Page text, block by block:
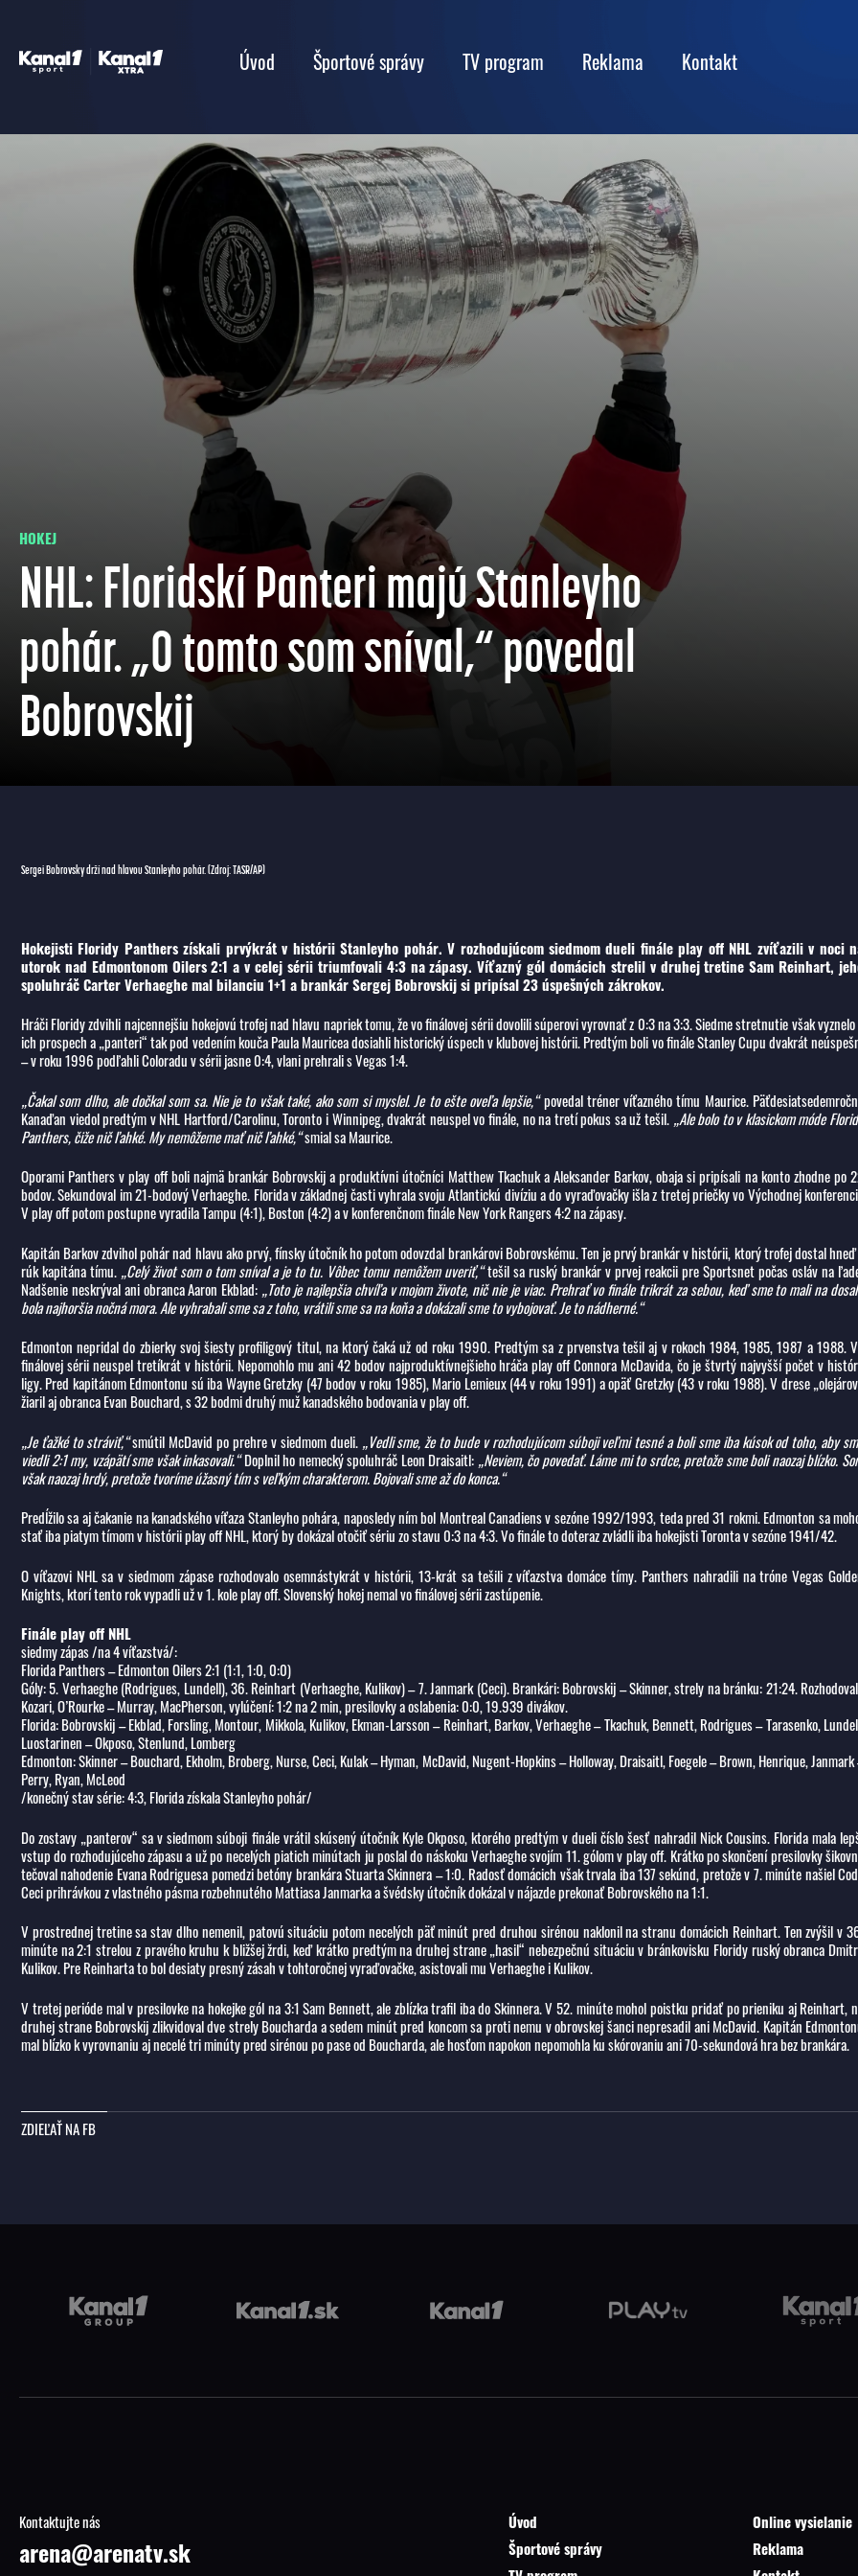
Úvod Športové správy TV program Reklama Kontakt
HOKEJ
NHL: Floridskí Panteri majú Stanleyho
pohár. „O tomto som sníval,“ povedal
Bobrovskij
Sergei Bobrovsky drží nad hlavou Stanleyho pohár. (Zdroj: TASR/AP)
Hokejisti Floridy Panthers získali prvýkrát v histórii Stanleyho pohár. V rozhodujúcom siedmom dueli finále play off NHL zvíťazili v noci
utorok nad Edmontonom Oilers 2:1 a v celej sérii triumfovali 4:3 na zápasy. Víťazný gól domácich strelil v druhej tretine Sam Reinhart,
spoluhráč Carter Verhaeghe mal bilanciu 1+1 a brankár Sergej Bobrovskij si pripísal 23 úspešných zákrokov.
Hráči Floridy zdvihli najcennejšiu hokejovú trofej nad hlavu napriek tomu, že vo finálovej sérii dovolili súperovi vyrovnať z 0:3 na 3:3. Siedme stretnutie však
ich prospech a „panteri“ tak pod vedením kouča Paula Mauricea dosiahli historický úspech v klubovej histórii. Predtým boli vo finále Stanley Cupu dvakrát
– v roku 1996 podľahli Coloradu v sérii jasne 0:4, vlani prehrali s Vegas 1:4.
„Čakal som dlho, ale dočkal som sa. Nie je to však také, ako som si myslel. Je to ešte oveľa lepšie,“povedal tréner víťazného tímu Maurice.
Kanaďan viedol predtým v NHL Hartford/Carolinu, Toronto i Winnipeg, dvakrát neuspel vo finále, no na tretí pokus sa už tešil. „Ale bolo to v klasickom móde
Panthers, čiže nič ľahké. My nemôžeme mať nič ľahké,“smial sa Maurice.
Oporami Panthers v play off boli najmä brankár Bobrovskij a produktívni útočníci Matthew Tkachuk a Aleksander Barkov, obaja si pripísali na konto zhodne po
bodov. Sekundoval im 21-bodový Verhaeghe. Florida v základnej časti vyhrala svoju Atlantickú divíziu a do vyraďovačky išla z tretej priečky vo Východnej
V play off potom postupne vyradila Tampu (4:1), Boston (4:2) a v konferenčnom finále New York Rangers 4:2 na zápasy.
Kapitán Barkov zdvihol pohár nad hlavu ako prvý, fínsky útočník ho potom odovzdal brankárovi Bobrovskému. Ten je prvý brankár v histórii, ktorý trofej dostal
rúk kapitána tímu. „Celý život som o tom sníval a je to tu. Vôbec tomu nemôžem uveriť,“tešil sa ruský brankár v prvej reakcii pre Sportsnet počas osláv na
Nadšenie neskrýval ani obranca Aaron Ekblad: „Toto je najlepšia chvíľa v mojom živote, nič nie je viac. Prehrať vo finále trikrát za sebou, keď sme to mali na
bola najhoršia nočná mora. Ale vyhrabali sme sa z toho, vrátili sme sa na koňa a dokázali sme to vybojovať. Je to nádherné.“
Edmonton nepridal do zbierky svoj šiesty profiligový titul, na ktorý čaká už od roku 1990. Predtým sa z prvenstva tešil aj v rokoch 1984, 1985, 1987 a 1988.
finálovej sérii neuspel tretíkrát v histórii. Nepomohlo mu ani 42 bodov najproduktívnejšieho hráča play off Connora McDavida, čo je štvrtý najvyšší počet v
ligy. Pred kapitánom Edmontonu sú iba Wayne Gretzky (47 bodov v roku 1985), Mario Lemieux (44 v roku 1991) a opäť Gretzky (43 v roku 1988). V drese
žiaril aj obranca Evan Bouchard, s 32 bodmi druhý muž kanadského bodovania v play off.
„Je ťažké to stráviť,“smútil McDavid po prehre v siedmom dueli. „Vedli sme, že to bude v rozhodujúcom súboji veľmi tesné a boli sme iba kúsok od toho, aby
viedli 2:1 my, vzápätí sme však inkasovali.“Doplnil ho nemecký spoluhráč Leon Draisaitl: „Neviem, čo povedať. Láme mi to srdce, pretože sme boli naozaj blízko.
však naozaj hrdý, pretože tvoríme úžasný tím s veľkým charakterom. Bojovali sme až do konca.“
Predĺžilo sa aj čakanie na kanadského víťaza Stanleyho pohára, naposledy ním bol Montreal Canadiens v sezóne 1992/1993, teda pred 31 rokmi. Edmonton sa
stať iba piatym tímom v histórii play off NHL, ktorý by dokázal otočiť sériu zo stavu 0:3 na 4:3. Vo finále to doteraz zvládli iba hokejisti Toronta v sezóne 1941/42.
O víťazovi NHL sa v siedmom zápase rozhodovalo osemnástykrát v histórii, 13-krát sa tešili z víťazstva domáce tímy. Panthers nahradili na tróne Vegas
Knights, ktorí tento rok vypadli už v 1. kole play off. Slovenský hokej nemal vo finálovej sérii zastúpenie.
Finále play off NHL
siedmy zápas /na 4 víťazstvá/:
Florida Panthers – Edmonton Oilers 2:1 (1:1, 1:0, 0:0)
Góly: 5. Verhaeghe (Rodrigues, Lundell), 36. Reinhart (Verhaeghe, Kulikov) – 7. Janmark (Ceci). Brankári: Bobrovskij – Skinner, strely na bránku: 21:24.
Kozari, O’Rourke – Murray, MacPherson, vylúčení: 1:2 na 2 min, presilovky a oslabenia: 0:0, 19.939 divákov.
Florida: Bobrovskij – Ekblad, Forsling, Montour, Mikkola, Kulikov, Ekman-Larsson – Reinhart, Barkov, Verhaeghe – Tkachuk, Bennett, Rodrigues – Tarasenko,
Luostarinen – Okposo, Stenlund, Lomberg
Edmonton: Skinner – Bouchard, Ekholm, Broberg, Nurse, Ceci, Kulak – Hyman, McDavid, Nugent-Hopkins – Holloway, Draisaitl, Foegele – Brown, Henrique, Janmark
Perry, Ryan, McLeod
/konečný stav série: 4:3, Florida získala Stanleyho pohár/
Do zostavy „panterov“ sa v siedmom súboji finále vrátil skúsený útočník Kyle Okposo, ktorého predtým v dueli číslo šesť nahradil Nick Cousins. Florida mala
vstup do rozhodujúceho zápasu a už po necelých piatich minútach ju poslal do náskoku Verhaeghe svojím 11. gólom v play off. Krátko po skončení presilovky
tečoval nahodenie Evana Rodriguesa pomedzi betóny brankára Stuarta Skinnera – 1:0. Radosť domácich však trvala iba 137 sekúnd, pretože v 7. minúte našiel
Ceci prihrávkou z vlastného pásma rozbehnutého Mattiasa Janmarka a švédsky útočník dokázal v nájazde prekonať Bobrovského na 1:1.
V prostrednej tretine sa stav dlho nemenil, patovú situáciu potom necelých päť minút pred druhou sirénou naklonil na stranu domácich Reinhart. Ten zvýšil v
minúte na 2:1 strelou z pravého kruhu k bližšej žrdi, keď krátko predtým na druhej strane „hasil“ nebezpečnú situáciu v bránkovisku Floridy ruský obranca
Kulikov. Pre Reinharta to bol desiaty presný zásah v tohtoročnej vyraďovačke, asistovali mu Verhaeghe i Kulikov.
V tretej perióde mal v presilovke na hokejke gól na 3:1 Sam Bennett, ale zblízka trafil iba do Skinnera. V 52. minúte mohol poistku pridať po prieniku aj Reinhart,
druhej strane Bobrovskij zlikvidoval dve strely Boucharda a sedem minút pred koncom sa proti nemu v obrovskej šanci nepresadil ani McDavid. Kapitán
mal blízko k vyrovnaniu aj necelé tri minúty pred sirénou po pase od Boucharda, ale hosťom napokon nepomohla ku skórovaniu ani 70-sekundová hra bez brankára.
ZDIEĽAŤ NA FB
Kontaktujte nás
arena@arenatv.sk
Úvod
Športové správy
Online vysielanie
Reklama